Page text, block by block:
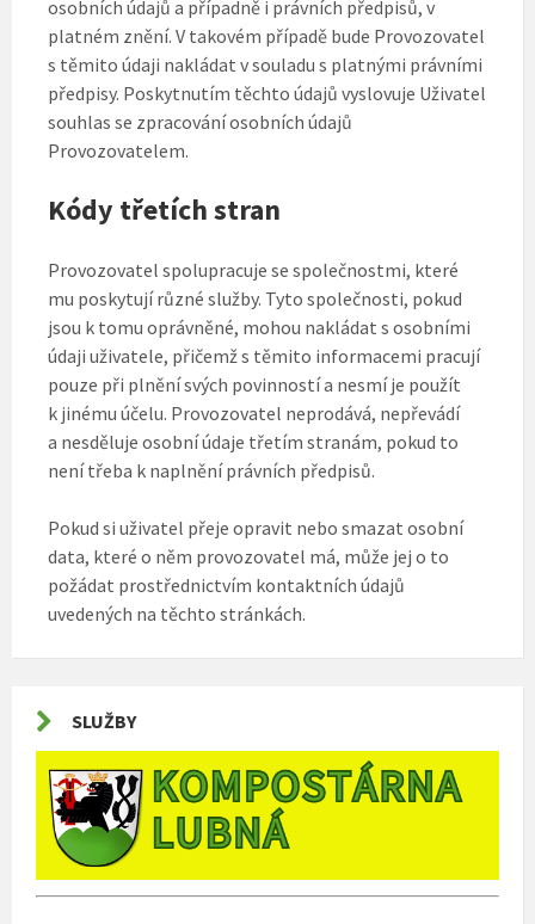
osobních údajů a případně i právních předpisů, v
platném znění. V takovém případě bude Provozovatel
s těmito údaji nakládat v souladu s platnými právními
předpisy. Poskytnutím těchto údajů vyslovuje Uživatel
souhlas se zpracování osobních údajů
Provozovatelem.
Kódy třetích stran
Provozovatel spolupracuje se společnostmi, které
mu poskytují různé služby. Tyto společnosti, pokud
jsou k tomu oprávněné, mohou nakládat s osobními
údaji uživatele, přičemž s těmito informacemi pracují
pouze při plnění svých povinností a nesmí je použít
k jinému účelu. Provozovatel neprodává, nepřevádí
a nesděluje osobní údaje třetím stranám, pokud to
není třeba k naplnění právních předpisů.
Pokud si uživatel přeje opravit nebo smazat osobní
data, které o něm provozovatel má, může jej o to
požádat prostřednictvím kontaktních údajů
uvedených na těchto stránkách.
SLUŽBY